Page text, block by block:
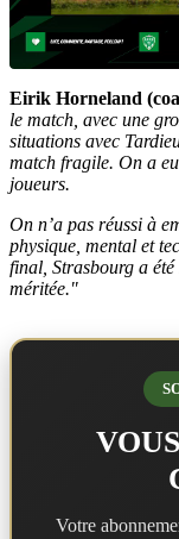
Eirik Horneland
le match, avec une
situations avec
match fragile. On a
joueurs.
On n’a pas réussi à
physique, mental et
final, Strasbourg a
méritée."
Votre